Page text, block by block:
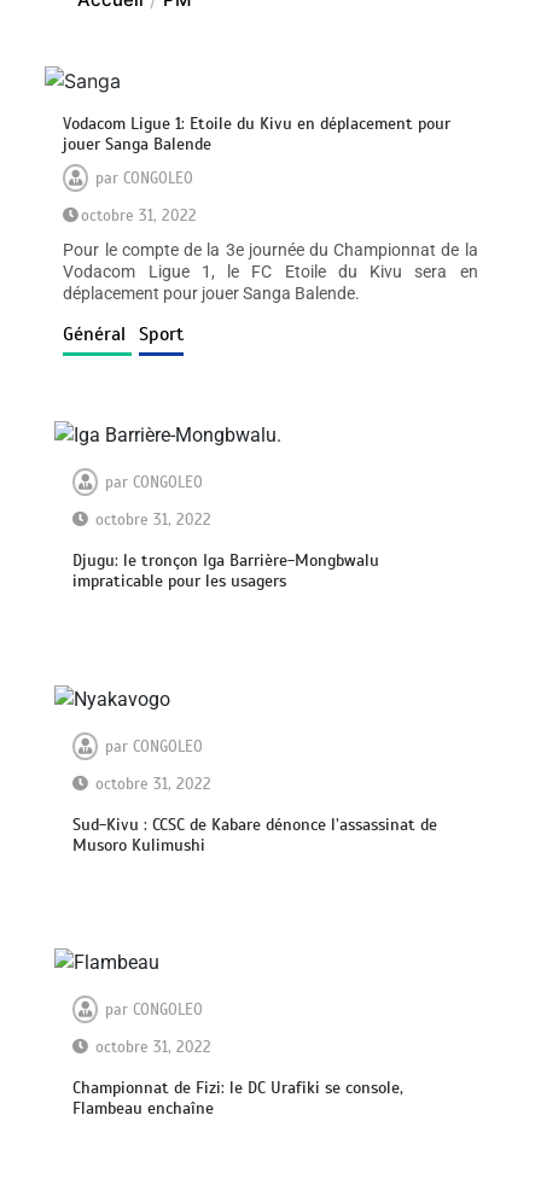
Vodacom Ligue 1: Etoile du Kivu en déplacement pour
jouer Sanga Balende
parCONGOLEO
octobre 31, 2022
Pour le compte de la 3e journée du Championnat de la
Vodacom Ligue 1, le FC Etoile du Kivu sera en
déplacement pour jouer Sanga Balende.
Général Sport
parCONGOLEO
octobre 31, 2022
Djugu: le tronçon Iga Barrière-Mongbwalu
impraticable pour les usagers
parCONGOLEO
octobre 31, 2022
Sud-Kivu : CCSC de Kabare dénonce l’assassinat de
Musoro Kulimushi
parCONGOLEO
octobre 31, 2022
Championnat de Fizi: le DC Urafiki se console,
Flambeau enchaîne